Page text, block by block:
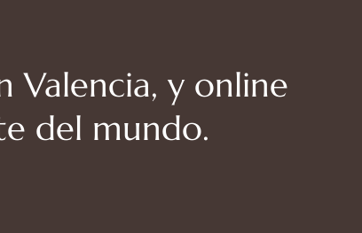
Valencia, y online
del mundo.